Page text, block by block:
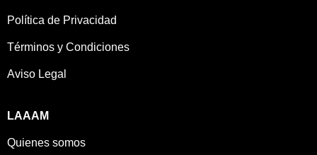
Política de Privacidad
Términos y Condiciones
Aviso Legal
LAAAM
Quienes somos